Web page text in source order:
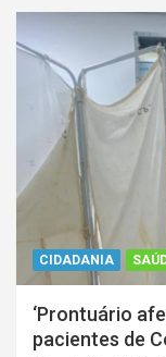
CIDADANIA
‘Prontuário
pacientes de